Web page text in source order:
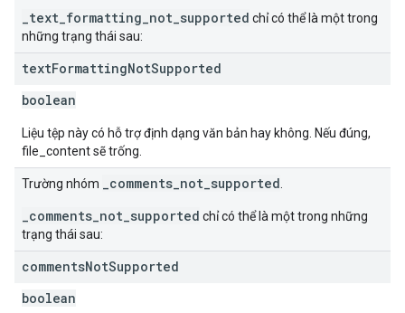
_text_formatting_not_supported chỉ có thể là một trong
những trạng thái sau:
textFormattingNotSupported
boolean
Liệu tệp này có hỗ trợ định dạng văn bản hay không. Nếu đúng,
file_content sẽ trống.
Trường nhóm _comments_not_supported
_comments_not_supported chỉ có thể là một trong những
trạng thái sau:
commentsNotSupported
boolean